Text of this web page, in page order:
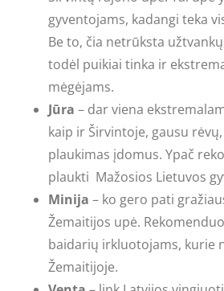
gyventojams, kadangi teka
Be to, čia netrūksta
todėl puikiai tinka ir
mėgėjams.
Jūra – dar viena
kaip ir Širvintoje, gausu
plaukimas įdomus. Ypač
plaukti Mažosios Lietuvos
Minija – ko gero pati
Žemaitijos upė.
baidarių irkluotojams, kurie
Žemaitijoje.